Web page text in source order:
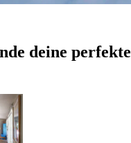
deine perfekte